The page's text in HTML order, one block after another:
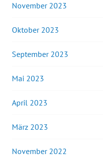
November 2023
Oktober 2023
September 2023
Mai 2023
April 2023
März 2023
November 2022